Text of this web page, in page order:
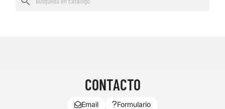
CONTACTO
Email Formulario